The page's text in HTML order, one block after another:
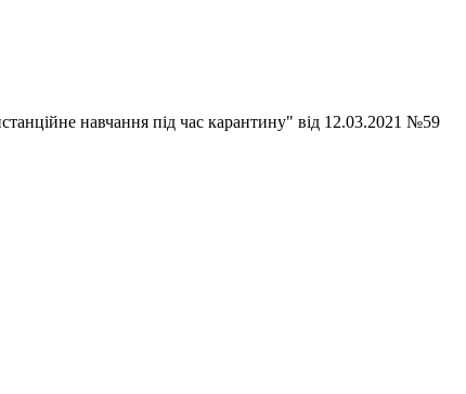
навчання під час карантину" від 12.03.2021 №59